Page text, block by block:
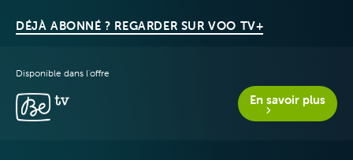
DÉJÀ ABONNÉ ? REGARDER SUR VOO TV+
Disponible dans l'offre
En savoir plus